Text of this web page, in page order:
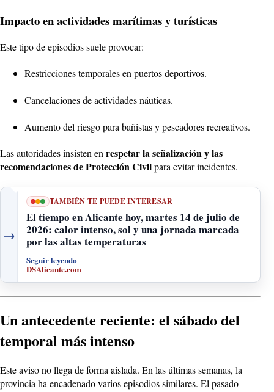
Impacto en actividades marítimas y turísticas
Este tipo de episodios suele provocar:
Restricciones temporales en puertos deportivos.
Cancelaciones de actividades náuticas.
Aumento del riesgo para bañistas y pescadores recreativos.
Las autoridades insisten en respetar la señalización y las
recomendaciones de Protección Civilpara evitar incidentes.
→
TAMBIÉN TE PUEDE INTERESAR
El tiempo en Alicante hoy, martes 14 de julio de
2026: calor intenso, sol y una jornada marcada
por las altas temperaturas
Seguir leyendo
DSAlicante.com
Un antecedente reciente: el sábado del
temporal más intenso
Este aviso no llega de forma aislada. En las últimas semanas, la
provincia ha encadenado varios episodios similares. El pasado